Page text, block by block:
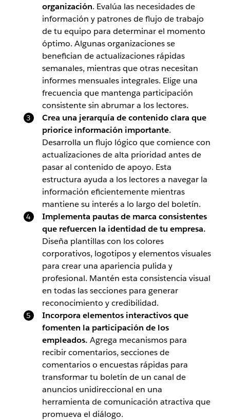
organización. Evalúa las necesidades de
información y patrones de flujo de trabajo
de tu equipo para determinar el momento
óptimo. Algunas organizaciones se
benefician de actualizaciones rápidas
semanales, mientras que otras necesitan
informes mensuales integrales. Elige una
frecuencia que mantenga participación
consistente sin abrumar a los lectores.
Crea una jerarquía de contenido clara que
priorice información importante.
Desarrolla un flujo lógico que comience con
actualizaciones de alta prioridad antes de
pasar al contenido de apoyo. Esta
estructura ayuda a los lectores a navegar la
información eficientemente mientras
mantiene su interés a lo largo del boletín.
Implementa pautas de marca consistentes
que refuercen la identidad de tu empresa.
Diseña plantillas con los colores
corporativos, logotipos y elementos visuales
para crear una apariencia pulida y
profesional. Mantén esta consistencia visual
en todas las secciones para generar
reconocimiento y credibilidad.
Incorpora elementos interactivos que
fomenten la participación de los
empleados. Agrega mecanismos para
recibir comentarios, secciones de
comentarios o encuestas rápidas para
transformar tu boletín de un canal de
anuncios unidireccional en una
herramienta de comunicación atractiva que
promueva el diálogo.